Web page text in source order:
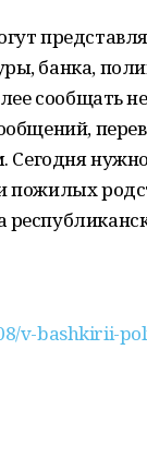
банка,
сообщать
Сегодня
пожилых
v-bashkirii-